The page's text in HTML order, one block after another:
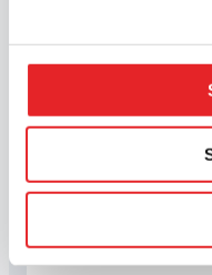
Mitä eroa
Voinko